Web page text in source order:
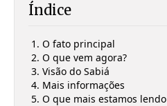
Índice
O fato principal
O que vem agora?
Visão do Sabiá
Mais informações
O que mais estamos lendo